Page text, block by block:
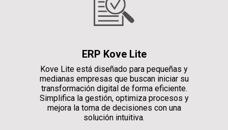
ERP Kove Lite
Kove Lite está diseñado para pequeñas y
medianas empresas que buscan iniciar su
transformación digital de forma eficiente.
Simplifica la gestión, optimiza procesos y
mejora la toma de decisiones con una
solución intuitiva.